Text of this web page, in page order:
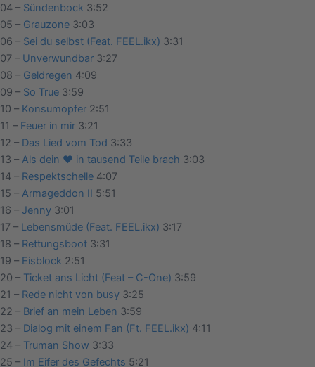
04 – Sündenbock 3:52
05 – Grauzone 3:03
06 – Sei du selbst (Feat. FEEL.ikx) 3:31
07 – Unverwundbar 3:27
08 – Geldregen 4:09
09 – So True 3:59
10 – Konsumopfer 2:51
11 – Feuer in mir 3:21
12 – Das Lied vom Tod 3:33
13 – Als dein ♥ in tausend Teile brach 3:03
14 – Respektschelle 4:07
15 – Armageddon II 5:51
16 – Jenny 3:01
17 – Lebensmüde (Feat. FEEL.ikx) 3:17
18 – Rettungsboot 3:31
19 – Eisblock 2:51
20 – Ticket ans Licht (Feat – C-One) 3:59
21 – Rede nicht von busy 3:25
22 – Brief an mein Leben 3:59
23 – Dialog mit einem Fan (Ft. FEEL.ikx) 4:11
24 – Truman Show 3:33
25 – Im Eifer des Gefechts 5:21